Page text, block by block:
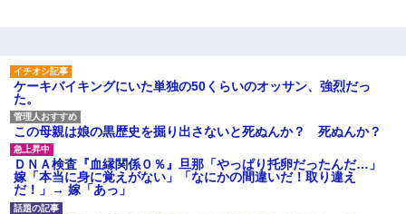
私が遺産を相続。→それを知った義両親が「旅行代金を出せ！」
「リフォーム費用を負担しろ！」「金の管理は私達がする！」と
浅ましくも集りにきた。
デパートの外商『私さんだと名乗る女が、ツケで宝石を買おうと
していて…』私「！？」→ 翌日。ママ友たちの様子が微妙におか
しくなり・・・
ケーキバイキングにいた単独の50くらいのオッサン、強烈だっ
た。
この母親は娘の黒歴史を掘り出さないと死ぬんか？ 死ぬんか？
ＤＮＡ検査『血縁関係０％』旦那「やっぱり托卵だったんだ…」
嫁「本当に身に覚えがない」「なにかの間違いだ！取り違え
だ！」→ 嫁「あっ」